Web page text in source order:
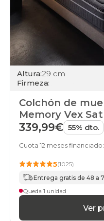
Altura:29 cm
Firmeza:
Colchón de
Memory Vex
339,99€ 55% dto.
Cuota 12 meses
5(1025)
Entrega gratis de 48 a
Queda 1 unidad
Ver